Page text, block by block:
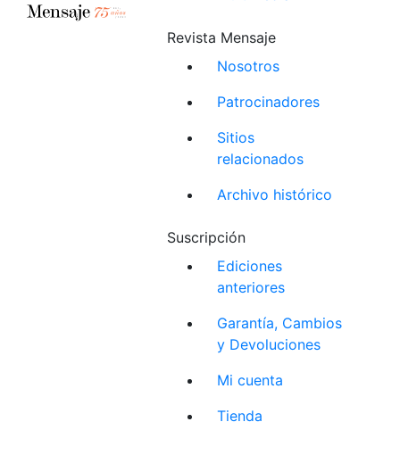
Revista Mensaje
Nosotros
Patrocinadores
Sitios
relacionados
Archivo histórico
Suscripción
Ediciones
anteriores
Garantía, Cambios
y Devoluciones
Mi cuenta
Tienda